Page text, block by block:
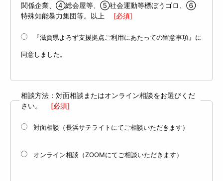
関係企業、④総会屋等、⑤社会運動等標ぼうゴロ、⑥
特殊知能暴力集団等。以上
[必須]
『滋賀県よろず支援拠点ご利用にあたっての留意事項』に
同意しました。
相談方法：対面相談またはオンライン相談をお選びくだ
さい。
[必須]
対面相談（長浜サテライトにてご相談いただきます）
オンライン相談（ZOOMにてご相談いただきます）